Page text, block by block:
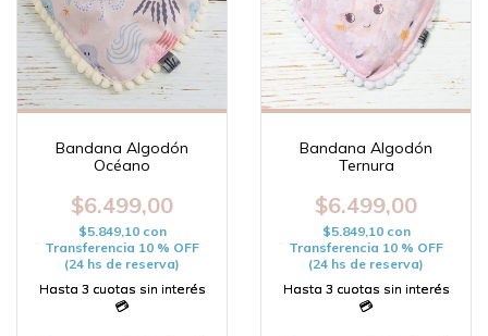
Bandana Algodón
Océano
$6.499,00
$5.849,10 con
Transferencia 10 % OFF
(24 hs de reserva)
Bandana Algodón
Ternura
$6.499,00
$5.849,10 con
Transferencia 10 % OFF
(24 hs de reserva)